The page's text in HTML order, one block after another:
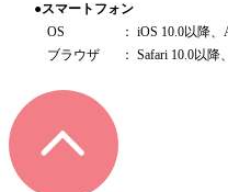
●スマートフォン
OS
： iOS 10.0以降
ブラウザ
： Safari 10.0以降